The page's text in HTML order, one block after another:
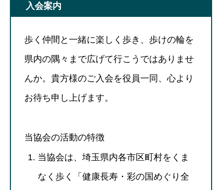
入会案内
歩く仲間と一緒に楽しく歩き、歩けの輪を
県内の隅々まで広げて行こうではありませ
んか。貴方様のご入会を役員一同、心より
お待ち申し上げます。
当協会の活動の特徴
当協会は、埼玉県内各市区町村をくま
なく歩く「健康長寿・彩の国めぐり全